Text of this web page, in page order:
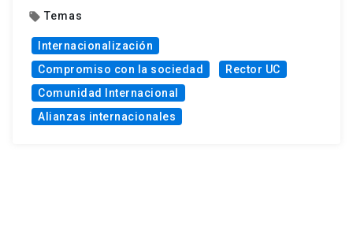
local_offer Temas
Internacionalización
Compromiso con la sociedad
Rector UC
Comunidad Internacional
Alianzas internacionales